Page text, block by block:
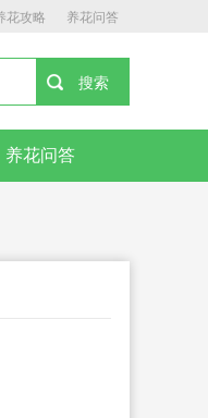
花攻略 养花问答
养花问答